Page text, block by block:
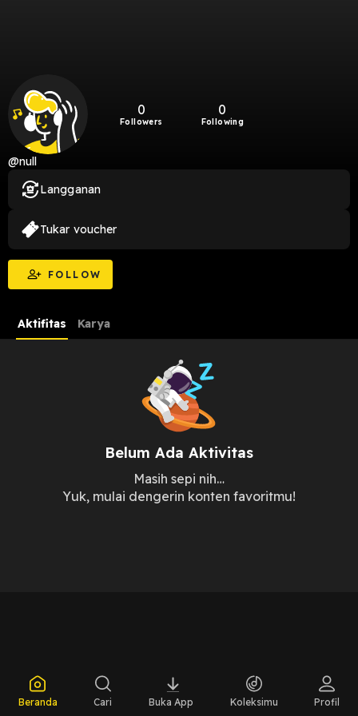
0
Followers
0
Following
@null
FOLLOW
Langganan
Tukar voucher
Aktifitas Karya
Belum Ada Aktivitas
Masih sepi nih…
Yuk, mulai dengerin konten favoritmu!
Beranda Cari Buka App Koleksimu Profil